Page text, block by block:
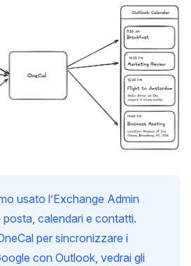
usato l’Exchange Admin
posta, calendari e contatti.
per sincronizzare i
con Outlook, vedrai gli